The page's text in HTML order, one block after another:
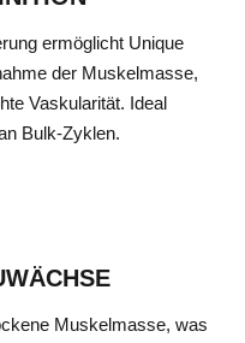
ermöglicht Unique
der Muskelmasse,
Vaskularität. Ideal
Bulk-Zyklen.
Muskelmasse, was